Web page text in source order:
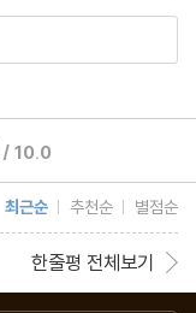
/ 10.0
최근순 추천순 별점순
한줄평 전체보기